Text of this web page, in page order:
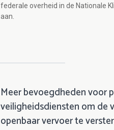
federale overheid in de Nationale
aan.
Meer bevoegdheden voor
veiligheidsdiensten om de
openbaar vervoer te